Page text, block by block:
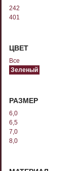
242
401
ЦВЕТ
Все
Зеленый
РАЗМЕР
6,0
6,5
7,0
8,0